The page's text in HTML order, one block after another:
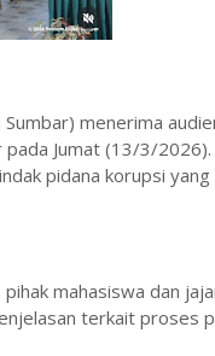
menerima
Jumat (13/3/
pidana korupsi
mahasiswa dan
terkait proses